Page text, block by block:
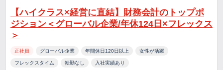
【ハイクラス×経営に直結】財務会計のトップポ
ジション＜グローバル企業/年休124日×フレックス
＞
正社員 グローバル企業 年間休日120日以上 女性が活躍
フレックスタイム 転勤なし 入社実績あり